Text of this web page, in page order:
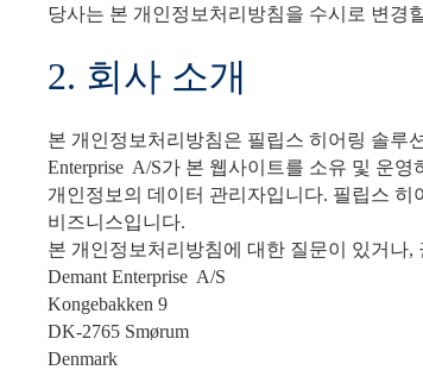
당사는 본 개인정보처리방침을 수시로 변경
2. 회사 소개
본 개인정보처리방침은 필립스 히어링 솔루
Enterprise A/S가 본 웹사이트를 소유 및 운
개인정보의 데이터 관리자입니다. 필립스 히
비즈니스입니다.
본 개인정보처리방침에 대한 질문이 있거나
Demant Enterprise A/S
Kongebakken 9
DK-2765 Smørum
Denmark